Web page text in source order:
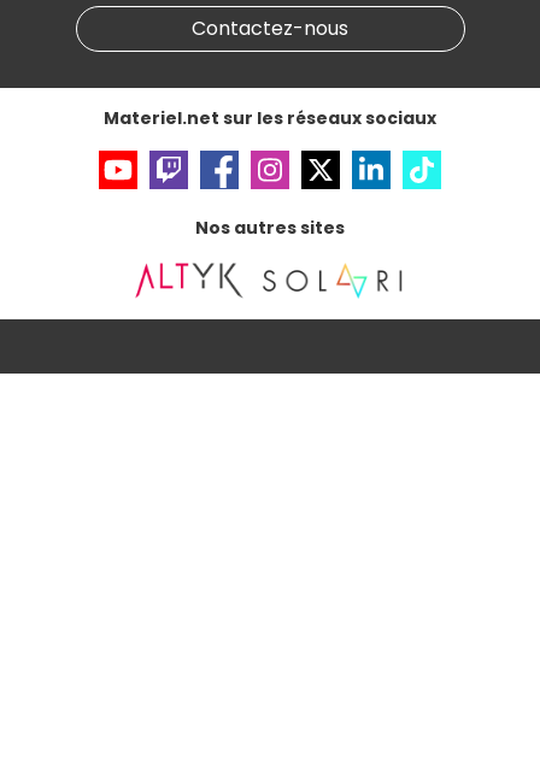
Informations légales
Données personnelles
Accessibilité : non conforme
Contactez-nous
Materiel.net sur les réseaux sociaux
Nos autres sites